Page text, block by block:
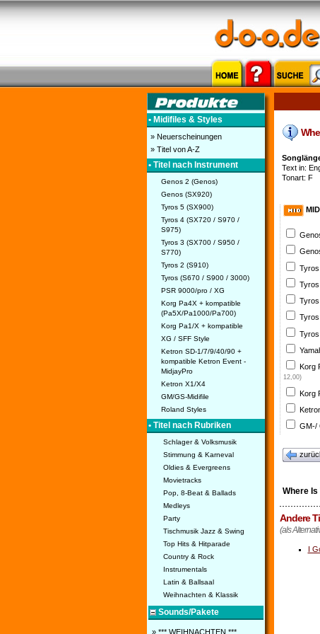
• Midifiles & Styles
» Neuerscheinungen
» Titel von A-Z
• Titel nach Instrument
Genos 2 (Genos)
Genos (SX920)
Tyros 5 (SX900)
Tyros 4 (SX720 / S970 /
S975)
Tyros 3 (SX700 / S950 /
S770)
Tyros 2 (S910)
Tyros (S670 / S900 / 3000)
PSR 9000/pro / XG
Korg Pa4X + kompatible
(Pa5X/Pa1000/Pa700)
Korg Pa1/X + kompatible
XG / SFF Style
Ketron SD-1/7/9/40/90 +
kompatible Ketron Event -
MidjayPro
Ketron X1/X4
GM/GS-Midifile
Roland Styles
• Titel nach Rubriken
Schlager & Volksmusik
Stimmung & Karneval
Oldies & Evergreens
Movietracks
Pop, 8-Beat & Ballads
Medleys
Party
Tischmusik Jazz & Swing
Top Hits & Hitparade
Country & Rock
Instrumentals
Latin & Ballsaal
Weihnachten & Klassik
Sounds/Pakete
» *** WEIHNACHTEN ***
Text in:
Tonart: F
Korg
12,00)
Korg
GM-/
Where Is
Andere
(als
I